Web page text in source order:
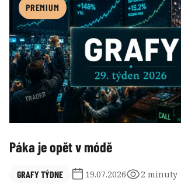
PREMIUM
Páka je opět v módě
GRAFY TÝDNE 19.07.2026 2 minuty